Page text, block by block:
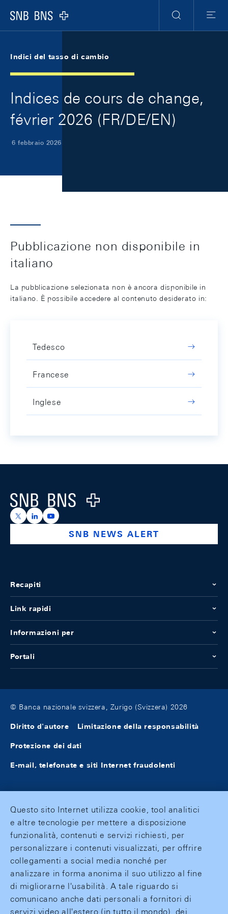
Logo
Ricerca
Menu
Indici del tasso di cambio
Indices de cours de change,
février 2026 (FR/DE/EN)
6 febbraio 2026
Pubblicazione non disponibile in
italiano
La pubblicazione selezionata non è ancora disponibile in
italiano. È possibile accedere al contenuto desiderato in:
Tedesco
Francese
Inglese
Logo
https://x.com/snb_bns
https://ch.linkedin.com/company/swiss-national-
https://www.youtube.com/@swissnationalbank
SNB NEWS ALERT
Recapiti
Link rapidi
Informazioni per
Portali
© Banca nazionale svizzera, Zurigo (Svizzera) 2026
Diritto d'autore Limitazione della responsabilità
Protezione dei dati
E-mail, telefonate e siti Internet fraudolenti
Questo sito Internet utilizza cookie, tool analitici
e altre tecnologie per mettere a disposizione
funzionalità, contenuti e servizi richiesti, per
personalizzare i contenuti visualizzati, per offrire
collegamenti a social media nonché per
analizzare in forma anonima il suo utilizzo al fine
di migliorarne l'usabilità. A tale riguardo si
comunicano anche dati personali a fornitori di
servizi video all'estero (in tutto il mondo), dei